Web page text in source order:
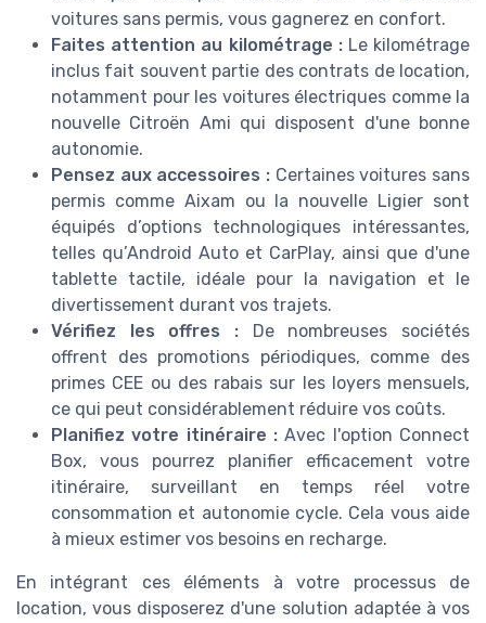
voitures sans permis, vous gagnerez en confort.
Faites attention au kilométrage :Le kilométrage
inclus fait souvent partie des contrats de location,
notamment pour les voitures électriques comme la
nouvelle Citroën Ami qui disposent d'une bonne
autonomie.
Pensez aux accessoires : Certaines voitures sans
permis comme Aixam ou la nouvelle Ligier sont
équipés d’options technologiques intéressantes,
telles qu’Android Auto et CarPlay, ainsi que d'une
tablette tactile, idéale pour la navigation et le
divertissement durant vos trajets.
Vérifiez les offres : De nombreuses sociétés
offrent des promotions périodiques, comme des
primes CEE ou des rabais sur les loyers mensuels,
ce qui peut considérablement réduire vos coûts.
Planifiez votre itinéraire : Avec l'option Connect
Box, vous pourrez planifier efficacement votre
itinéraire, surveillant en temps réel votre
consommation et autonomie cycle. Cela vous aide
à mieux estimer vos besoins en recharge.
En intégrant ces éléments à votre processus de
location, vous disposerez d'une solution adaptée à vos